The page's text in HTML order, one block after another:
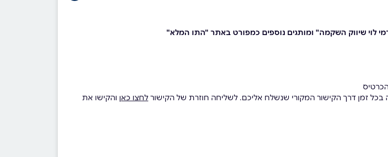
לוי שיווק השקמה" ומותגים נוספים כמפורט באתר "התו המלא"
זמן דרך הקישור המקורי שנשלח אליכם. לשליחה חוזרת של הקישור לחצו כאן והקישו את